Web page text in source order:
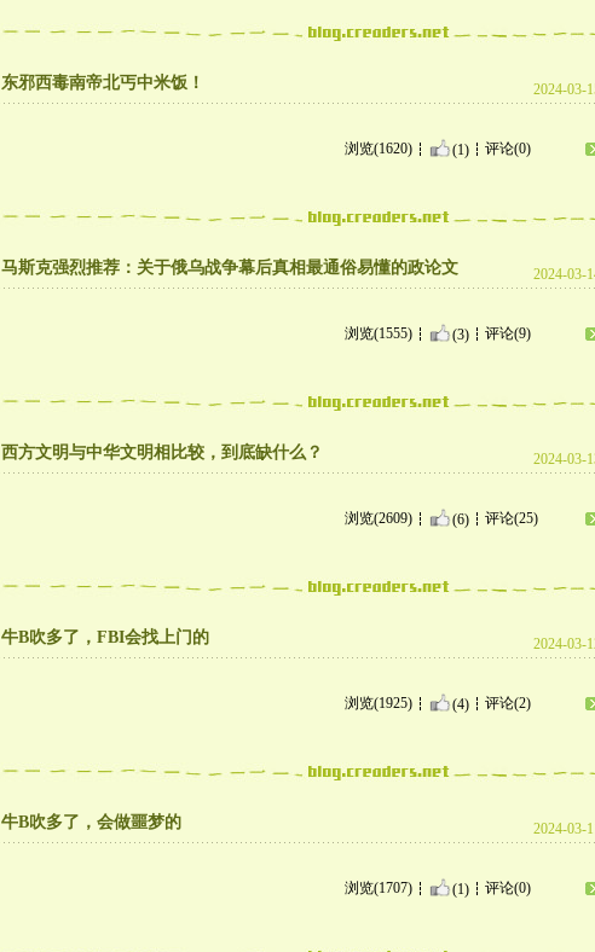
东邪西毒南帝北丐中米饭！ 2024-03-
浏览(1620) (1) 评论(0)
马斯克强烈推荐：关于俄乌战争幕后真相最通俗易懂的政论文 2024-03-
浏览(1555) (3) 评论(9)
西方文明与中华文明相比较，到底缺什么？ 2024-03-
浏览(2609) (6) 评论(25)
牛B吹多了，FBI会找上门的 2024-03-
浏览(1925) (4) 评论(2)
牛B吹多了，会做噩梦的 2024-03-
浏览(1707) (1) 评论(0)